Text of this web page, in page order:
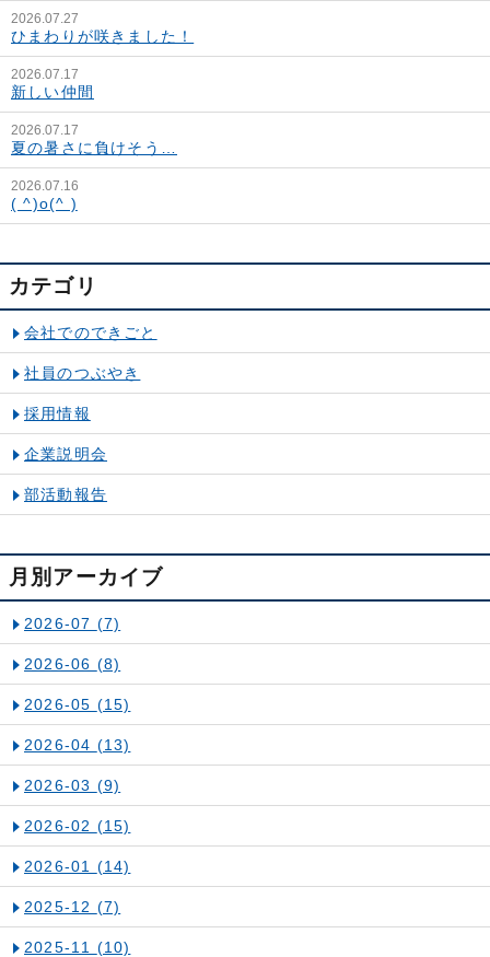
2026.07.27
ひまわりが咲きました！
2026.07.17
新しい仲間
2026.07.17
夏の暑さに負けそう…
2026.07.16
( ^)o(^ )
カテゴリ
会社でのできごと
社員のつぶやき
採用情報
企業説明会
部活動報告
月別アーカイブ
2026-07 (7)
2026-06 (8)
2026-05 (15)
2026-04 (13)
2026-03 (9)
2026-02 (15)
2026-01 (14)
2025-12 (7)
2025-11 (10)